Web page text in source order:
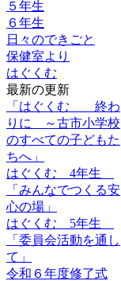
５年生
６年生
日々のできごと
保健室より
はぐくむ
最新の更新
「はぐくむ 終わ
りに ～古市小学校
のすべての子どもた
ちへ」
はぐくむ 4年生
「みんなでつくる安
心の場」
はぐくむ 5年生
「委員会活動を通し
て」
令和６年度修了式